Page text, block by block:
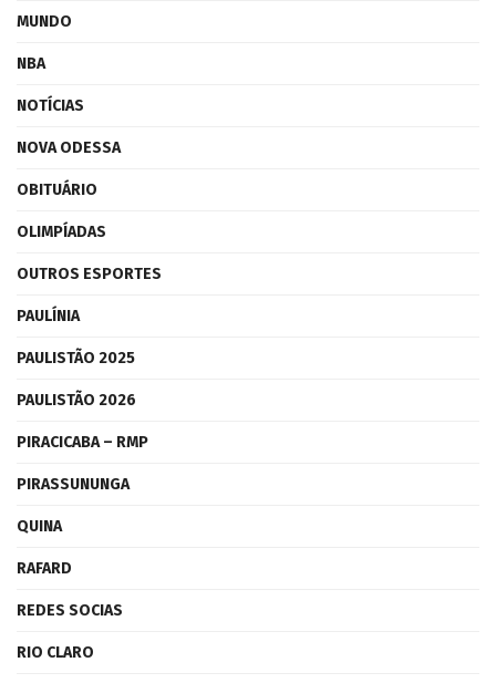
MUNDO
NBA
NOTÍCIAS
NOVA ODESSA
OBITUÁRIO
OLIMPÍADAS
OUTROS ESPORTES
PAULÍNIA
PAULISTÃO 2025
PAULISTÃO 2026
PIRACICABA – RMP
PIRASSUNUNGA
QUINA
RAFARD
REDES SOCIAS
RIO CLARO